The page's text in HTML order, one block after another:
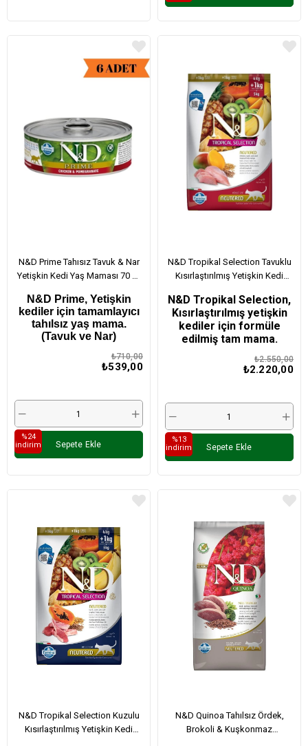
N&D Prime Tahısız Tavuk & Nar
Yetişkin Kedi Yaş Maması 70 Gr
N&D Prime, Yetişkin
kediler için tamamlayıcı
tahılsız yaş mama.
(Tavuk ve Nar)
₺539,00
₺710,00
Sepete Ekle
%24
i̇ndirim
N&D Tropikal Selection Tavuklu
Kısırlaştırılmış Yetişkin Kedi
N&D Tropikal Selection,
Kısırlaştırılmış yetişkin
kediler için formüle
edilmiş tam mama.
₺2.220,00
₺2.550,00
Sepete Ekle
%13
i̇ndirim
N&D Tropikal Selection Kuzulu
Kısırlaştırılmış Yetişkin Kedi
N&D Quinoa Tahılsız Ördek,
Brokoli & Kuşkonmaz